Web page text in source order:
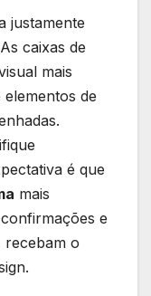
justamente
caixas de
mais
de
é que
mais
e
recebam o